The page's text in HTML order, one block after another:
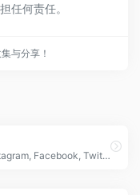
任何责任。
与分享！
免费解析并下载视频,支持YouTube, Instagram, Facebook, Twitter 等